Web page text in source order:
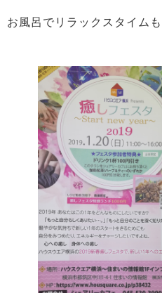
お風呂でリラックスタイム